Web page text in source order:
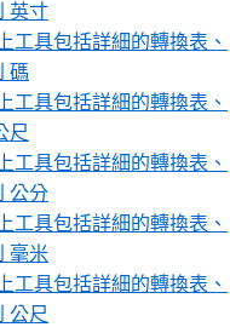
英寸
工具包括詳細的轉換表、
碼
工具包括詳細的轉換表、
尺
工具包括詳細的轉換表、
公分
工具包括詳細的轉換表、
毫米
工具包括詳細的轉換表、
公尺